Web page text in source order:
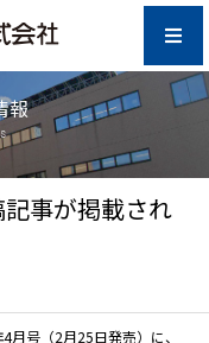
報
事が掲載され
号（2月25日発売）に、